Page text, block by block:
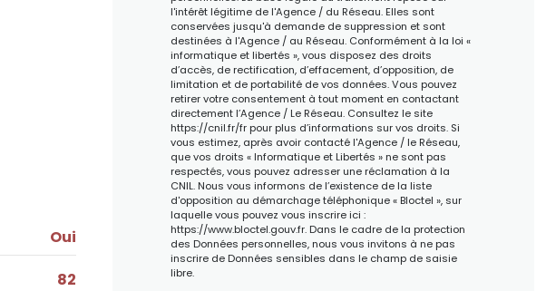
Oui
82
l'intérêt légitime de l'Agence / du Réseau. Elles sont
conservées jusqu'à demande de suppression et sont
destinées à l'Agence / au Réseau. Conformément à la loi «
informatique et libertés », vous disposez des droits
d’accès, de rectification, d’effacement, d’opposition, de
limitation et de portabilité de vos données. Vous pouvez
retirer votre consentement à tout moment en contactant
directement l’Agence / Le Réseau. Consultez le site
https://cnil.fr/frpour plus d’informations sur vos droits. Si
vous estimez, après avoir contacté l'Agence / le Réseau,
que vos droits « Informatique et Libertés » ne sont pas
respectés, vous pouvez adresser une réclamation à la
CNIL. Nous vous informons de l’existence de la liste
d'opposition au démarchage téléphonique « Bloctel », sur
laquelle vous pouvez vous inscrire ici :
https://www.bloctel.gouv.fr. Dans le cadre de la protection
des Données personnelles, nous vous invitons à ne pas
inscrire de Données sensibles dans le champ de saisie
libre.